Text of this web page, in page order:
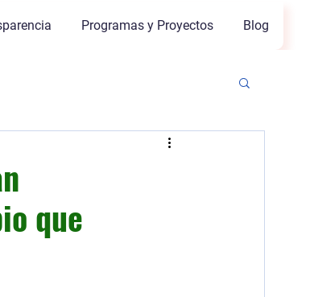
Programas y Proyectos Blog
que